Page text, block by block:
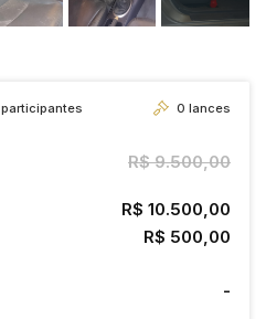
participantes 0 lances
R$ 9.500,00
R$ 10.500,00
R$ 500,00
-